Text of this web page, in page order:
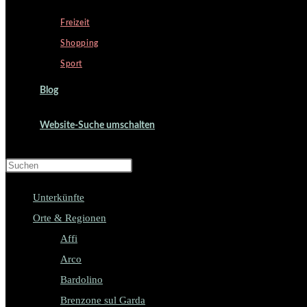
Freizeit
Shopping
Sport
Blog
Website-Suche umschalten
Unterkünfte
Orte & Regionen
Affi
Arco
Bardolino
Brenzone sul Garda